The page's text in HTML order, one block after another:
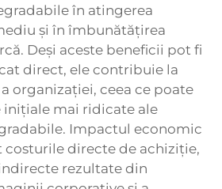
în atingerea
și în îmbunătățirea
Deși aceste beneficii pot fi
direct, ele contribuie la
organizației, ceea ce poate
inițiale mai ridicate ale
Impactul economic
directe de achiziție,
rezultate din